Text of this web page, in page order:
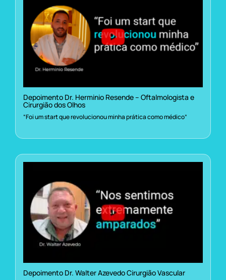
Depoimento Dr. Herminio Resende – Oftalmologista e
Cirurgião dos Olhos
“Foi um start que revolucionou minha prática como médico”
Depoimento Dr. Walter Azevedo Cirurgião Vascular